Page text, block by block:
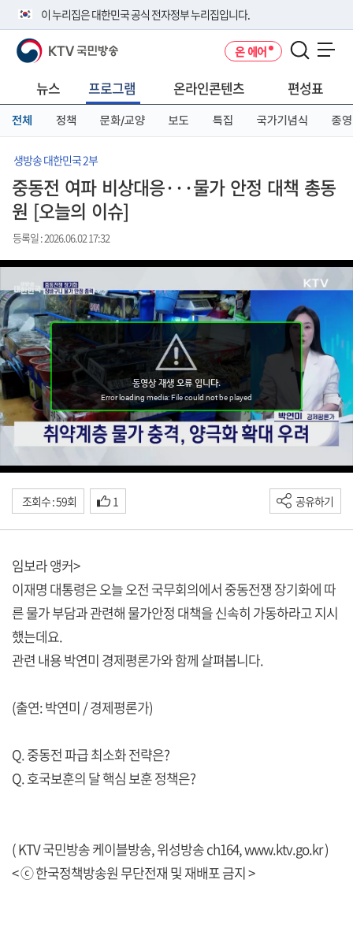
이 누리집은 대한민국 공식 전자정부 누리집입니다.
공식 누리집 주소 확인하기
니다.
이밖에 or.kr 또는 .kr등 다른 도메인 주소를 사용하고 있다면 아래 URL에
서 도메인 주소를 확인해 보세요
KTV 국민방송 온 에어
뉴스 프로그램 온라인콘텐츠 편성표
전체 정책 문화/교양 보도 특집 국가기념식 종영
생방송 대한민국 2부
중동전 여파 비상대응···물가 안정 대책 총동
원 [오늘의 이슈]
등록일 : 2026.06.02 17:32
조회수 : 59회 1 공유하기
임보라 앵커>
이재명 대통령은 오늘 오전 국무회의에서 중동전쟁 장기화에 따
른 물가 부담과 관련해 물가안정 대책을 신속히 가동하라고 지시
했는데요.
관련 내용 박연미 경제평론가와 함께 살펴봅니다.
(출연: 박연미 / 경제평론가)
Q. 중동전 파급 최소화 전략은?
Q. 호국보훈의 달 핵심 보훈 정책은?
( KTV 국민방송 케이블방송, 위성방송 ch164,www.ktv.go.kr)
< ⓒ 한국정책방송원 무단전재 및 재배포 금지 >